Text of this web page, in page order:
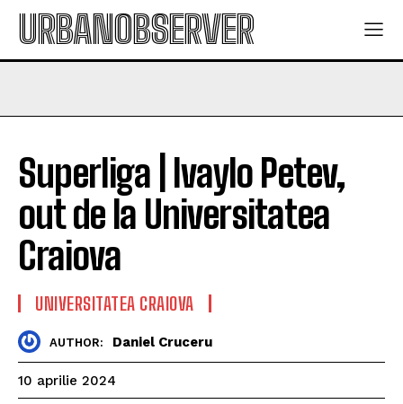
URBANOBSERVER
Superliga | Ivaylo Petev,
out de la Universitatea
Craiova
UNIVERSITATEA CRAIOVA
AUTHOR: Daniel Cruceru
10 aprilie 2024